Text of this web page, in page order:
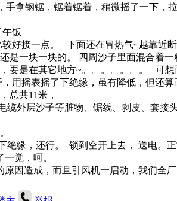
手拿钢锯，锯着锯着，稍微摇了一下，
饭
好接一点。 下面还在冒热气~越靠近
是一块一块的。 四周沙子里面混合着
要是在其它地方~。。。。。。。 可想
用摇表摇了下绝缘，虽有降低，但还算
总共11米，
外层沙子等脏物、锯线、剥皮、套接
绝缘，还行。 锁到空开上去， 送电。
觉，呵。
因造成，而且引风机一启动，我们全